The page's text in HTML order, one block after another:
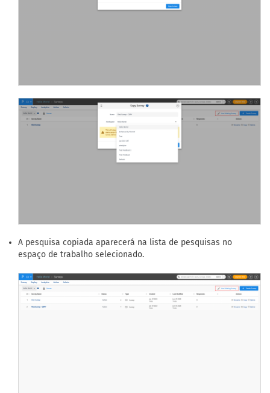
A pesquisa copiada aparecerá na lista de pesquisas no
espaço de trabalho selecionado.